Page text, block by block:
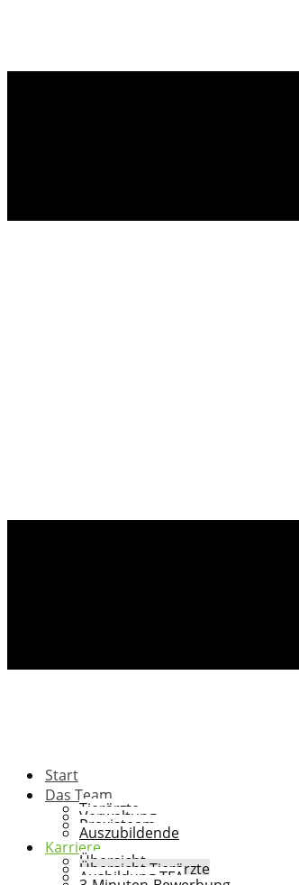
Start
Das Team
Tierärzte
Verwaltung
Praxisteam
Auszubildende
Karriere
Übersicht
Übersicht Tierärzte
Ausbildung TFA